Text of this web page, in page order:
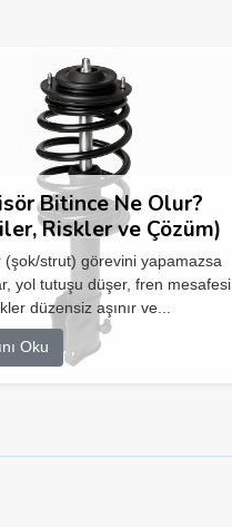
Bitince Ne Olur?
Riskler ve Çözüm)
(şok/strut) görevini yapamazsa
yol tutuşu düşer, fren mesafesi
düzensiz aşınır ve...
Oku